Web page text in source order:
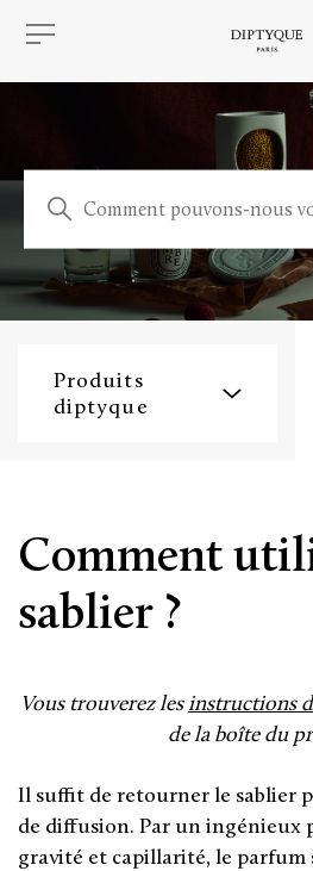
Produits
diptyque
Comment
sablier ?
Vous trouverez lesinstructions
de la boîte du
Il suffit de retourner le sablier
de diffusion. Par un ingénieux
gravité et capillarité, le parfum